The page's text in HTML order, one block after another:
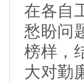
在各自
愁盼问
榜样，
大对勤